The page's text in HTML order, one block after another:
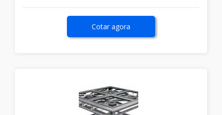
Cotar agora